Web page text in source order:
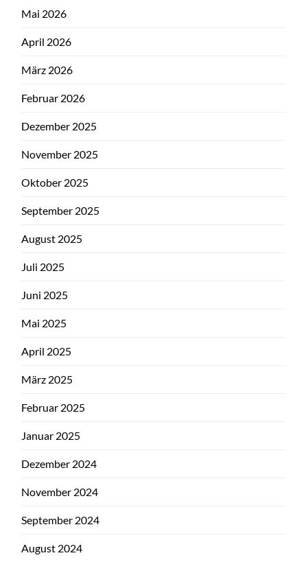
Mai 2026
April 2026
März 2026
Februar 2026
Dezember 2025
November 2025
Oktober 2025
September 2025
August 2025
Juli 2025
Juni 2025
Mai 2025
April 2025
März 2025
Februar 2025
Januar 2025
Dezember 2024
November 2024
September 2024
August 2024